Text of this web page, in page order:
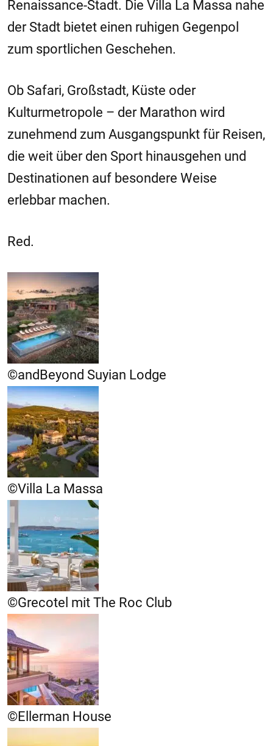
Renaissance-Stadt. Die Villa La Massa nahe
der Stadt bietet einen ruhigen Gegenpol
zum sportlichen Geschehen.
Ob Safari, Großstadt, Küste oder
Kulturmetropole – der Marathon wird
zunehmend zum Ausgangspunkt für Reisen,
die weit über den Sport hinausgehen und
Destinationen auf besondere Weise
erlebbar machen.
Red.
©andBeyond Suyian Lodge
©Villa La Massa
©Grecotel mit The Roc Club
©Ellerman House